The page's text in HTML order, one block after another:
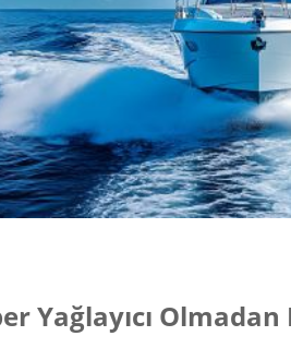
Yağlayıcı